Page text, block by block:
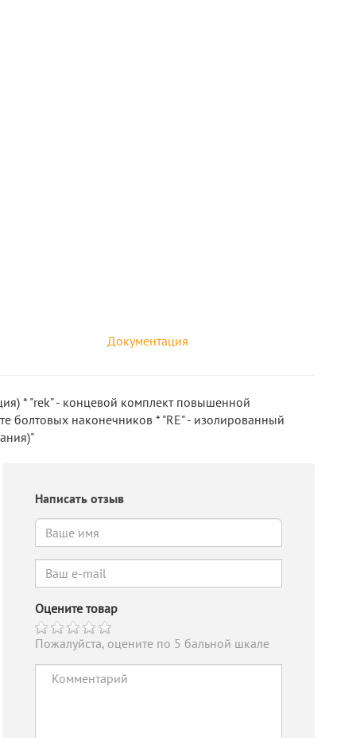
Документация
* "rek" - концевой комплект повышенной
болтовых наконечников * "RE" - изолированный
Написать отзыв
Оцените товар
Пожалуйста, оцените по 5 бальной шкале